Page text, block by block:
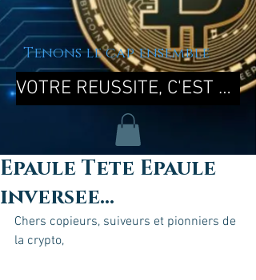
Tenons le cap ensemble
VOTRE REUSSITE, C'EST MA REUSSITE !
Epaule Tete Epaule
inversee...
Chers copieurs, suiveurs et pionniers de
la crypto,